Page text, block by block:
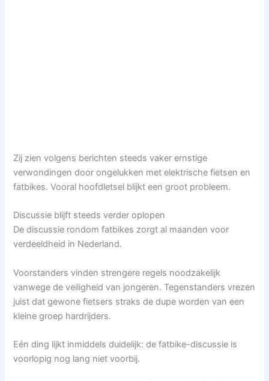
Zij zien volgens berichten steeds vaker ernstige
verwondingen door ongelukken met elektrische fietsen en
fatbikes. Vooral hoofdletsel blijkt een groot probleem.
Discussie blijft steeds verder oplopen
De discussie rondom fatbikes zorgt al maanden voor
verdeeldheid in Nederland.
Voorstanders vinden strengere regels noodzakelijk
vanwege de veiligheid van jongeren. Tegenstanders vrezen
juist dat gewone fietsers straks de dupe worden van een
kleine groep hardrijders.
Eén ding lijkt inmiddels duidelijk: de fatbike-discussie is
voorlopig nog lang niet voorbij.